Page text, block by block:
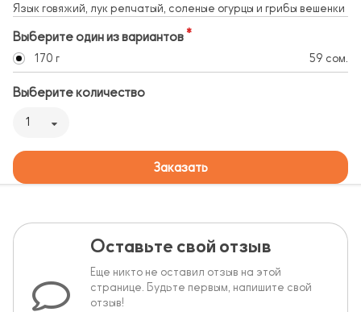
Язык говяжий, лук репчатый, соленые огурцы и грибы вешенки
Выберите один из вариантов
170 г 59 сом.
Выберите количество
1
Заказать
Оставьте свой отзыв
Еще никто не оставил отзыв на этой
странице. Будьте первым, напишите свой
отзыв!